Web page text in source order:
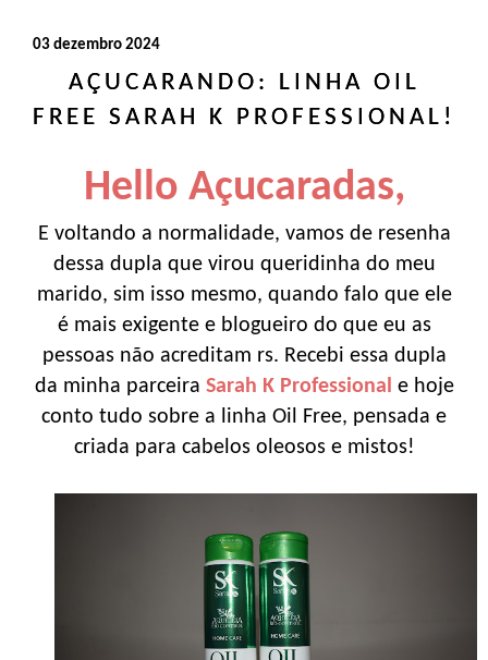
03 dezembro 2024
AÇUCARANDO: LINHA OIL
FREE SARAH K PROFESSIONAL!
Hello Açucaradas,
E voltando a normalidade, vamos de resenha
dessa dupla que virou queridinha do meu
marido, sim isso mesmo, quando falo que ele
é mais exigente e blogueiro do que eu as
pessoas não acreditam rs. Recebi essa dupla
da minha parceira Sarah K Professional e hoje
conto tudo sobre a linha Oil Free, pensada e
criada para cabelos oleosos e mistos!